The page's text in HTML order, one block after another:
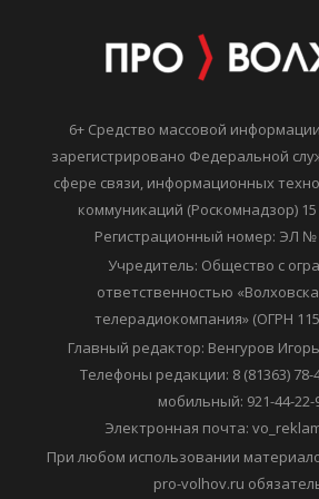
6+ Средство массовой
зарегистрировано Федеральной
сфере связи, информационных
коммуникаций (Роскомнадзор) 15
Регистрационный номер: ЭЛ №
Учредитель: Общество с
ответственностью
телерадиокомпания» (ОГРН
Главный редактор: Венгуров
Телефоны редакции: 8 (81363) 78-
мобильный: 921-44-22-
Электронная почта:
При любом использовании
pro-volhov.ru